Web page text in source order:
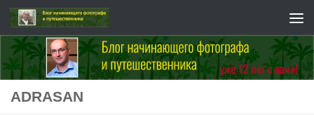
Перейти к содержимому
ADRASAN